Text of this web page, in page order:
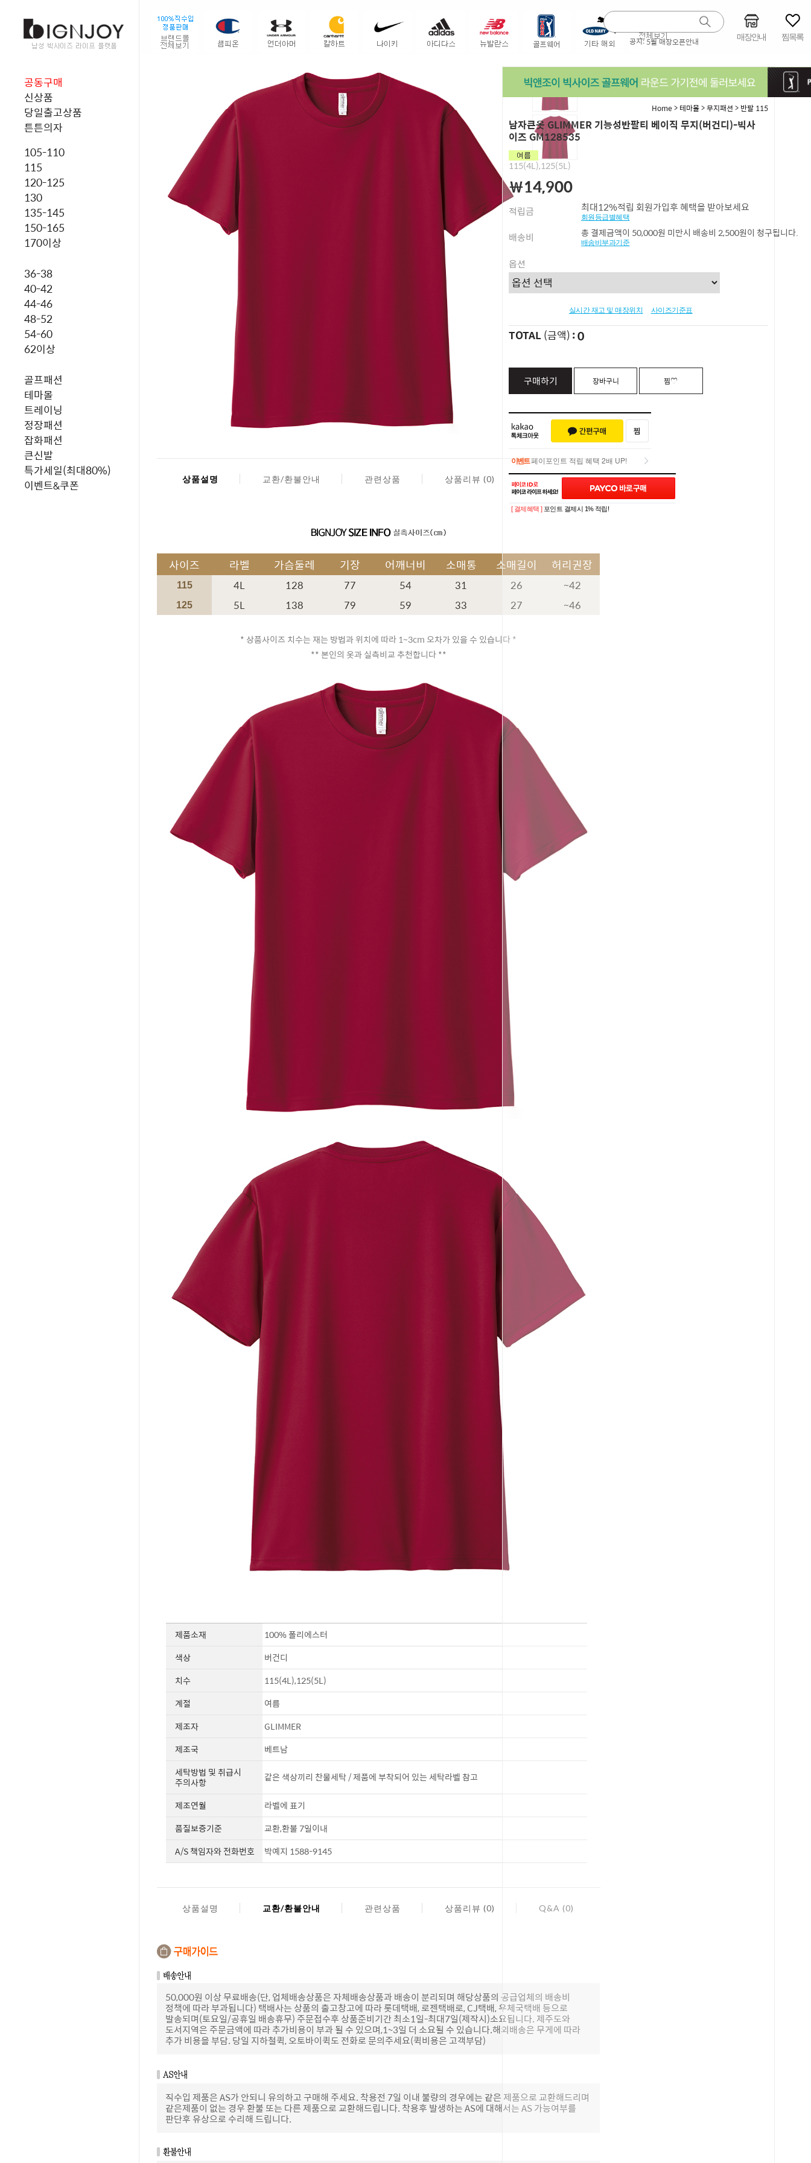
공지:5월 매장오픈안내 매장안내 찜목록
공동구매
신상품
당일출고상품
튼튼의자
105-110
115
120-125
130
135-145
150-165
170이상
36-38
40-42
44-46
48-52
54-60
62이상
골프패션
테마몰
트레이닝
정장패션
잡화패션
큰신발
특가세일(최대80%)
이벤트&쿠폰
Home> 테마몰>무지패션 > 반팔 115
남자큰옷 GLIMMER 기능성반팔티 베이직 무지(버건디)-빅사
이즈 GM128535
115(4L),125(5L)
￦14,900
적립금 최대12%적립 회원가입후 혜택을 받아보세요
회원등급별혜택
배송비 총 결제금액이 50,000원 미만시 배송비 2,500원이 청구됩니다.
배송비부과기준
옵션
실시간 재고 및 매장위치 사이즈기준표
TOTAL(금액) 0
구매하기 장바구니 찜♡
이벤트페이포인트 적립 혜택 2배 UP!
이벤트페이포인트 적립 혜택 2배 UP!
페이코 ID로 페이
[ 결제혜택 ] 포인트 결제시 1% 적립!
상품설명 교환/환불안내 관련상품 상품리뷰 (0) Q&A (0)
사이즈 라벨 가슴둘레 기장 어깨너비 소매통 소매길이 허리권장
115 4L 128 77 54 31 26 ~42
125 5L 138 79 59 33 27 ~46
* 상품사이즈 치수는 재는 방법과 위치에 따라 1~3cm 오차가 있을 수 있습니다 *
** 본인의 옷과 실측비교 추천합니다 **
제품소재
100% 폴리에스터
색상
버건디
치수
115(4L),125(5L)
계절
여름
제조자
GLIMMER
제조국
베트남
세탁방법 및 취급시
주의사항 같은 색상끼리 찬물세탁 / 제품에 부착되어 있는 세탁라벨 참고
제조연월
라벨에 표기
품질보증기준
교환,환불 7일이내
A/S 책임자와 전화번호
박예지 1588-9145
상품설명 교환/환불안내 관련상품 상품리뷰 (0) Q&A (0)
50,000원 이상 무료배송(단, 업체배송상품은 자체배송상품과 배송이 분리되며 해당상품의 공급업체의 배송비
정책에 따라 부과됩니다) 택배사는 상품의 출고창고에 따라 롯데택배, 로젠택배로, CJ택배, 우체국택배 등으로
발송되며(토요일/공휴일 배송휴무) 주문접수후 상품준비기간 최소1일-최대7일(제작시)소요됩니다. 제주도와
도서지역은 주문금액에 따라 추가비용이 부과 될 수 있으며,1~3일 더 소요될 수 있습니다.해외배송은 무게에 따라
추가 비용을 부담. 당일 지하철퀵, 오토바이퀵도 전화로 문의주세요(퀵비용은 고객부담)
직수입 제품은 AS가 안되니 유의하고 구매해 주세요. 착용전 7일 이내 불량의 경우에는 같은 제품으로 교환해드리며
같은제품이 없는 경우 환불 또는 다른 제품으로 교환해드립니다. 착용후 발생하는 AS에 대해서는 AS 가능여부를
판단후 유상으로 수리해 드립니다.